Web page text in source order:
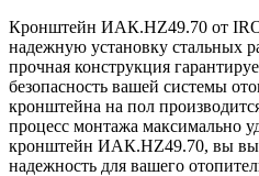
Кронштейн ИАК.НZ49.70 от
надежную установку стальных
прочная конструкция
безопасность вашей системы
кронштейна на пол
процесс монтажа максимально
кронштейн ИАК.НZ49.70, вы
надежность для вашего